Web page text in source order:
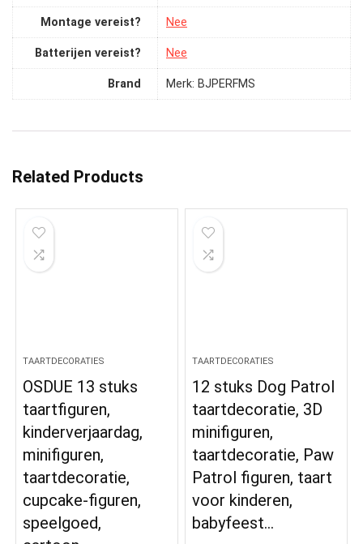
Montage vereist? ‎Nee
Batterijen vereist? ‎Nee
Brand Merk: BJPERFMS
Related Products
TAARTDECORATIES
OSDUE 13 stuks
taartfiguren,
kinderverjaardag,
minifiguren,
taartdecoratie,
cupcake-figuren,
speelgoed,
TAARTDECORATIES
12 stuks Dog Patrol
taartdecoratie, 3D
minifiguren,
taartdecoratie, Paw
Patrol figuren, taart
voor kinderen,
babyfeest…